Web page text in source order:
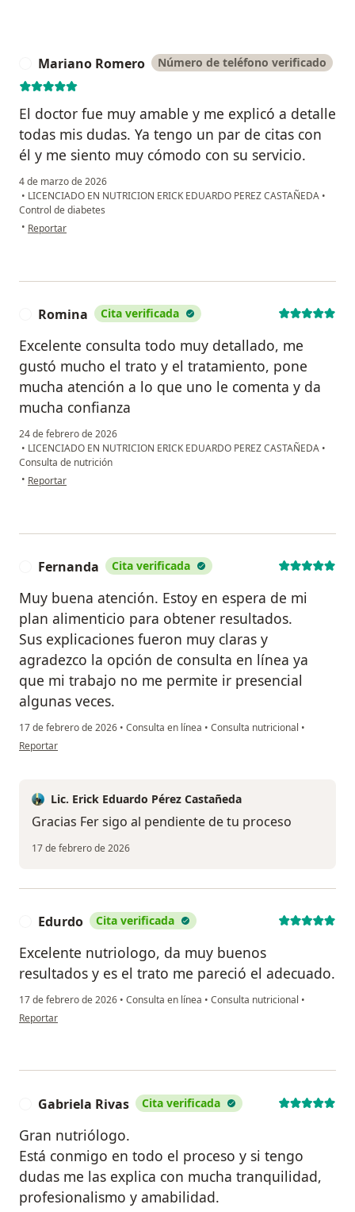
Mariano Romero Número de teléfono verificado
El doctor fue muy amable y me explicó a detalle
todas mis dudas. Ya tengo un par de citas con
él y me siento muy cómodo con su servicio.
4 de marzo de 2026
• LICENCIADO EN NUTRICION ERICK EDUARDO PEREZ CASTAÑEDA •
Control de diabetes
• en opinión del usuario Mariano Romero
Reportar
Romina Cita verificada
Excelente consulta todo muy detallado, me
gustó mucho el trato y el tratamiento, pone
mucha atención a lo que uno le comenta y da
mucha confianza
24 de febrero de 2026
• LICENCIADO EN NUTRICION ERICK EDUARDO PEREZ CASTAÑEDA •
Consulta de nutrición
• en opinión del usuario Romina
Reportar
Fernanda Cita verificada
Muy buena atención. Estoy en espera de mi
plan alimenticio para obtener resultados.
Sus explicaciones fueron muy claras y
agradezco la opción de consulta en línea ya
que mi trabajo no me permite ir presencial
algunas veces.
17 de febrero de 2026 • Consulta en línea • Consulta nutricional •
en opinión del usuario Fernanda
Reportar
Lic. Erick Eduardo Pérez Castañeda
Gracias Fer sigo al pendiente de tu proceso
17 de febrero de 2026
Edurdo Cita verificada
Excelente nutriologo, da muy buenos
resultados y es el trato me pareció el adecuado.
17 de febrero de 2026 • Consulta en línea • Consulta nutricional •
en opinión del usuario Edurdo
Reportar
Gabriela Rivas Cita verificada
Gran nutriólogo.
Está conmigo en todo el proceso y si tengo
dudas me las explica con mucha tranquilidad,
profesionalismo y amabilidad.